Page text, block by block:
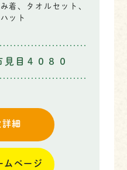
着、タオルセット、
ット
目４０８０
詳細
ムページ